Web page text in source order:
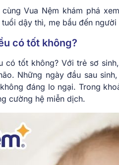
Vua Nệm khám phá
dậy thì, mẹ bầu đến người
có tốt không?
có tốt không? Với trẻ sơ
Những ngày đầu sau
đáng lo ngại. Trong
cường hệ miễn dịch.